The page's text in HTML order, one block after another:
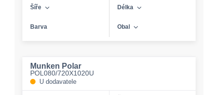
Šíře Délka
Barva Obal
Munken Polar
POL080/720X1020U
U dodavatele